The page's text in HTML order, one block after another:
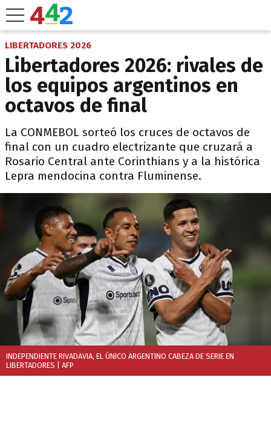
LIBERTADORES 2026
Libertadores 2026: rivales de
los equipos argentinos en
octavos de final
La CONMEBOL sorteó los cruces de octavos de
final con un cuadro electrizante que cruzará a
Rosario Central ante Corinthians y a la histórica
Lepra mendocina contra Fluminense.
INDEPENDIENTE RIVADAVIA, EL ÚNICO ARGENTINO CABEZA DE SERIE EN
LIBERTADORES | AFP